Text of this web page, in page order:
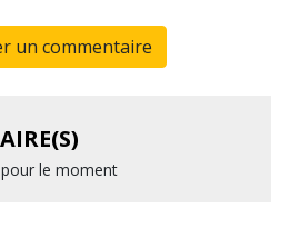
un commentaire
le moment